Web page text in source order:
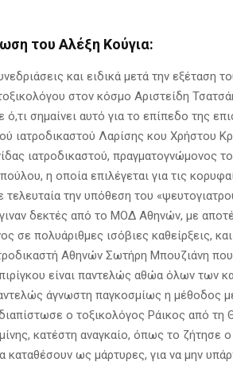
του Αλέξη Κούγια:
και ειδικά μετά την εξέταση
στον κόσμο Αριστείδη
σημαίνει αυτό για το επίπεδο της
ιατροδικαστού Λαρίσης κου Χρήστου
ιατροδικαστού, πραγματογνώμονος
η οποία επιλέγεται για τις
τελευταία την υπόθεση του
δεκτές από το ΜΟΔ Αθηνών, με
σε πολυάριθμες ισόβιες καθείρξεις,
Αθηνών Σωτήρη Μπουζιάνη
είναι παντελώς αθώα όλων των
άγνωστη παγκοσμίως η μέθοδος
ο τοξικολόγος Ράικος από τη
κατέστη αναγκαίο, όπως το ζήτησε ο
καταθέσουν ως μάρτυρες, για να μην